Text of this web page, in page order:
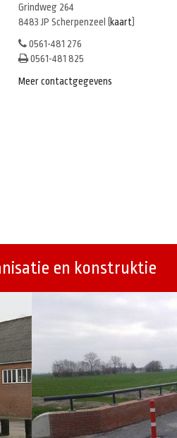
Grindweg 264
8483 JP Scherpenzeel (
kaart
0561-481 276
0561-481 825
Meer contactgegevens
en konstruktie